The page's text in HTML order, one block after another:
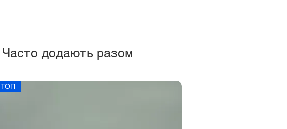
Часто додають разом
ТОП